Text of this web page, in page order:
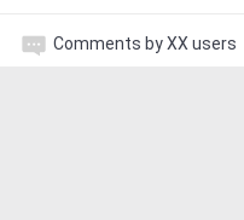
Comments by XX users